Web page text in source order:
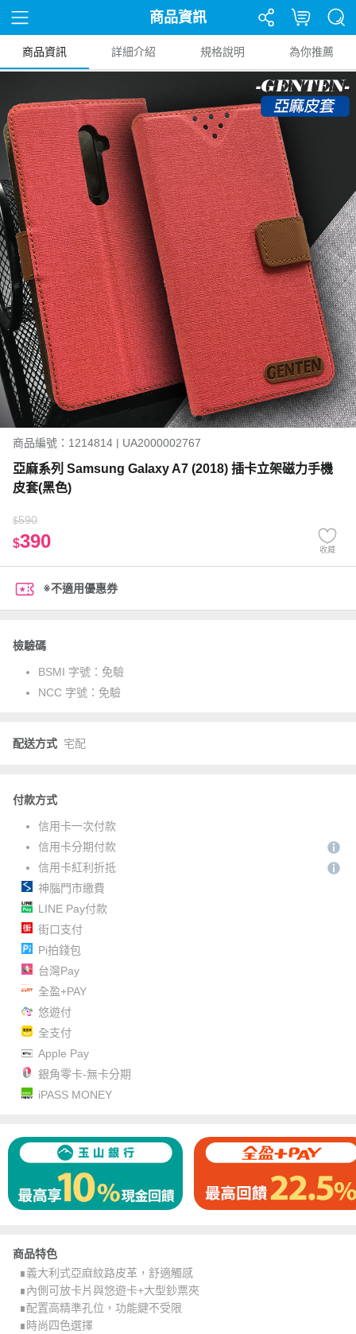
商品資訊
商品資訊 詳細介紹 規格說明 為你推薦
商品編號：1214814 | UA2000002767
亞麻系列 Samsung Galaxy A7 (2018) 插卡立架磁力手機
皮套(黑色)
$590
$390 收藏
※不適用優惠券
檢驗碼
BSMI 字號： 免驗
NCC 字號： 免驗
配送方式 宅配
付款方式
信用卡一次付款
信用卡分期付款
信用卡紅利折抵
神腦門市繳費
LINE Pay付款
街口支付
Pi拍錢包
台灣Pay
全盈+PAY
悠遊付
全支付
Apple Pay
銀角零卡-無卡分期
iPASS MONEY
商品特色
∎義大利式亞麻紋路皮革，舒適觸感
∎內側可放卡片與悠遊卡+大型鈔票夾
∎配置高精準孔位，功能鍵不受限
∎時尚四色選擇